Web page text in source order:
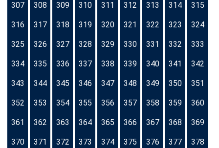
307 308 309 310 311 312 313 314 315
316 317 318 319 320 321 322 323 324
325 326 327 328 329 330 331 332 333
334 335 336 337 338 339 340 341 342
343 344 345 346 347 348 349 350 351
352 353 354 355 356 357 358 359 360
361 362 363 364 365 366 367 368 369
370 371 372 373 374 375 376 377 378